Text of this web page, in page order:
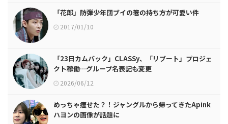
「花郎」防弾少年団ブイの箸の持ち方が可愛い件
2017/01/10
「23日カムバック」CLASSy、「リブート」プロジェ
クト稼働…グループ名表記も変更
2026/06/12
めっちゃ痩せた？！ジャングルから帰ってきたApink
ハヨンの画像が話題に